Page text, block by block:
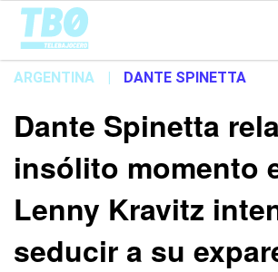
Cargando...
ARGENTINA | DANTE SPINETTA
Dante Spinetta
insólito momento
Lenny Kravitz
seducir a su